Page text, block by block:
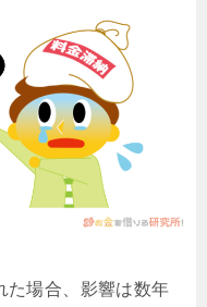
た場合、影響は数年